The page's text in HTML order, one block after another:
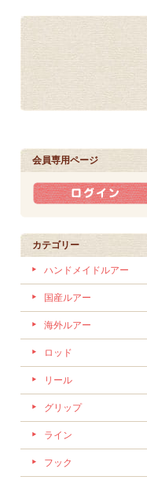
会員専用ページ
カテゴリー
ハンドメイドルアー
国産ルアー
海外ルアー
ロッド
リール
グリップ
ライン
フック